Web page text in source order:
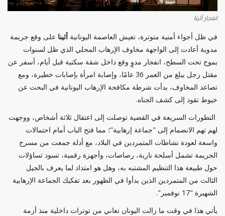
انفجار أثينا
في ظل أجواء أمنية متوترة، تعيش العاصمة اليونانية أثينا على وقع جريمة
مدوية أعادت إلى الواجهة مخاوف الإرهاب المحلي الذي ظل لسنوات
يموج تحت السطح، انفجار مدوٍ وقع داخل شقة سكنية قبل أيام، أسفر عن
مقتل رجل يبلغ من العمر 36 عامًا، وإصابة امرأة بإصابات خطيرة، ومع
تصاعد المخاوف، بدأت شرطة مكافحة الإرهاب اليونانية في البحث عن
خيوط تقود إلى كشف الجناه.
التطورات السريعة في القضية توصلت إلى اعتقال ثلاثة أشخاص، ووجهت
لهم تهم الانضمام إلى "جماعة إرهابية"؛ مما فتح الباب أمام احتمالات
واسعة لعودة نشاطات المتمردين في البلاد، مع أدلة جمعت من مسرح
الجريمة تشمل أسلحة نارية، رصاصات، وأجهزة رقمية، تسود تساؤلات
حول طبيعة هذا التنظيم المشتبه به، وهل هو امتداد لما يعرف بالجيل
الثالث من المتمردين الذين بدأوا في الظهور بعد تفكيك الجماعة الإرهابية
الشهيرة "17 نوفمبر".
يأتي هذا في وقت ما زالت اليونان تعاني من توترات داخلية منذ أزمة